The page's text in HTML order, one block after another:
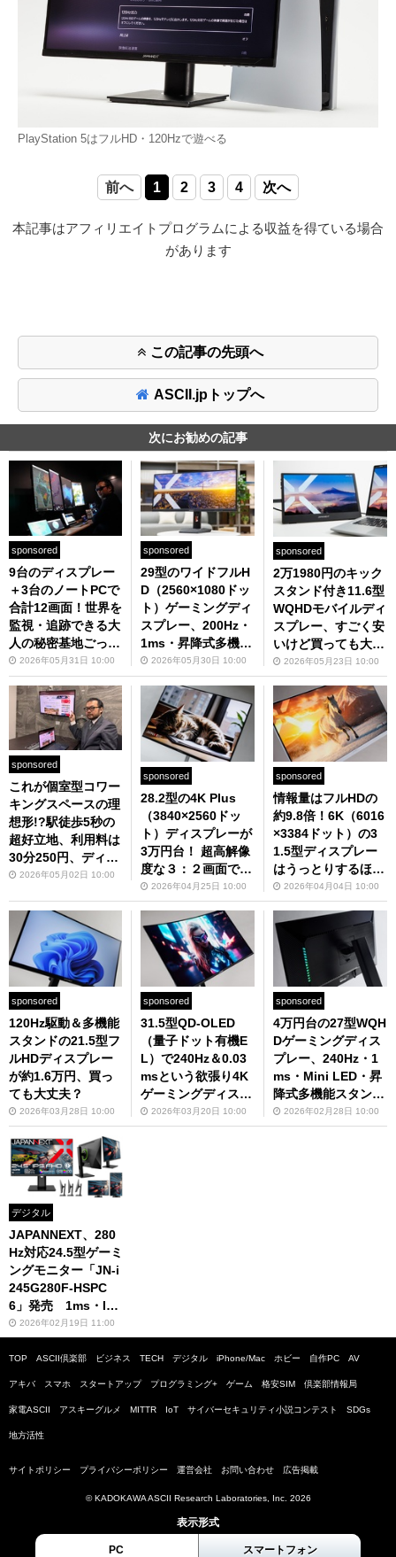
PlayStation 5はフルHD・120Hzで遊べる
前へ 1 2 3 4 次へ
本記事はアフィリエイトプログラムによる収益を得ている場合
があります
この記事の先頭へ
ASCII.jpトップへ
次にお勧めの記事
sponsored
9台のディスプレー
＋3台のノートPCで
合計12画面！世界を
監視・追跡できる大
人の秘密基地ごっこ
をご覧あれ
2026年05月31日 10:00
sponsored
29型のワイドフルH
D（2560×1080ドッ
ト）ゲーミングディ
スプレー、200Hz・
1ms・昇降式多機能
スタンドで3万2980
円は断然買いでしょ
2026年05月30日 10:00
sponsored
2万1980円のキック
スタンド付き11.6型
WQHDモバイルディ
スプレー、すごく安
いけど買っても大丈
夫？2026年05月23日 10:00
sponsored
これが個室型コワー
キングスペースの理
想形!?駅徒歩5秒の
超好立地、利用料は
30分250円、ディス
プレーは4K＆ピボ
どる「いいオフィス
浅草」
2026年05月02日 10:00
sponsored
28.2型の4K Plus
（3840×2560ドッ
ト）ディスプレーが
3万円台！ 超高解像
度な３：２画面で仕
事がはかどりまくる
こと間違いなし
2026年04月25日 10:00
sponsored
情報量はフルHDの
約9.8倍！6K（6016
×3384ドット）の3
1.5型ディスプレー
はうっとりするほど
キレイだった、でも
お値段は……
2026年04月04日 10:00
sponsored
120Hz駆動＆多機能
スタンドの21.5型フ
ルHDディスプレー
が約1.6万円、買っ
ても大丈夫？
2026年03月28日 10:00
sponsored
31.5型QD-OLED
（量子ドット有機E
L）で240Hz＆0.03
msという欲張り4K
ゲーミングディスプ
レーが至高の逸品す
ぎた
2026年03月20日 10:00
sponsored
4万円台の27型WQH
Dゲーミングディス
プレー、240Hz・1
ms・Mini LED・昇
降式多機能スタンド
の欲張り仕様なら余
裕で買いでしょう
2026年02月28日 10:00
デジタル
JAPANNEXT、280
Hz対応24.5型ゲーミ
ングモニター「JN-i
245G280F-HSPC
6」発売 1ms・IP
S・USB-C搭載で2
万円台
2026年02月19日 11:00
TOP ASCII倶楽部 ビジネス TECH デジタル iPhone/Mac ホビー 自作PC AV
アキバ スマホ スタートアップ プログラミング+ ゲーム 格安SIM 倶楽部情報局
家電ASCII アスキーグルメ MITTR IoT サイバーセキュリティ小説コンテスト SDGs
地方活性
サイトポリシー プライバシーポリシー 運営会社 お問い合わせ 広告掲載
© KADOKAWA ASCII Research Laboratories, Inc. 2026
表示形式
PC スマートフォン